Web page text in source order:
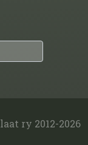
ry 2012-2026